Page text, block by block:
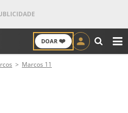
DOAR ❤️
Marcos 11